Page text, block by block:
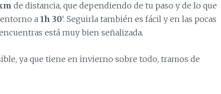
de distancia, que dependiendo de tu paso y de lo que
a1h 30‘. Seguirla también es fácil y en las pocas
está muy bien señalizada.
ya que tiene en invierno sobre todo, tramos de